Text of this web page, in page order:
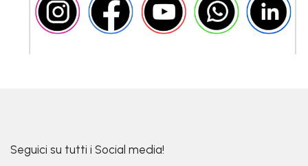
Seguici su tutti i Social media!